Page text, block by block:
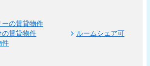
ーの賃貸物件
の賃貸物件
ルームシェア可
件